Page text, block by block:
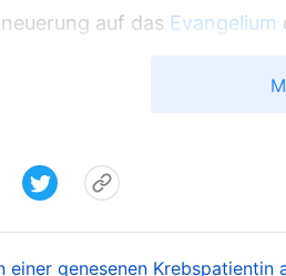
auf das Evangelium
erzählte mir ein Freund,
ändern konnte. Kurz
die Strapazen, die ich
Ich habe so viel
einer genesenen Krebspatientin